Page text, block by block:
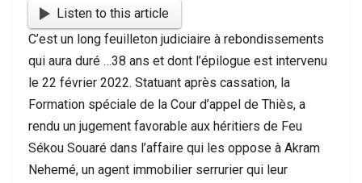
Listen to this article
C’est un long feuilleton judiciaire à rebondissements
qui aura duré …38 ans et dont l’épilogue est intervenu
le 22 février 2022. Statuant après cassation, la
Formation spéciale de la Cour d’appel de Thiès, a
rendu un jugement favorable aux héritiers de Feu
Sékou Souaré dans l’affaire qui les oppose à Akram
Nehemé, un agent immobilier serrurier qui leur